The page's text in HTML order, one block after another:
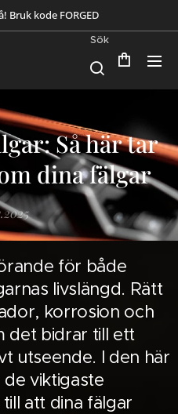
Bruk kode FORGED
Sök
Så här tar
dina fälgar
för både
livslängd. Rätt
korrosion och
det bidrar till ett
utseende. I den här
viktigaste
att dina fälgar